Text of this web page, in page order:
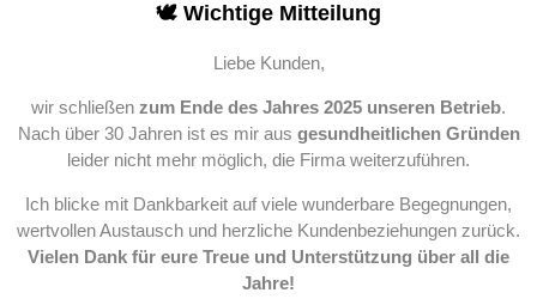
🕊️ Wichtige Mitteilung
Liebe Kunden,
wir schließen zum Ende des Jahres 2025 unseren Betrieb.
Nach über 30 Jahren ist es mir aus gesundheitlichen Gründen
leider nicht mehr möglich, die Firma weiterzuführen.
Ich blicke mit Dankbarkeit auf viele wunderbare Begegnungen,
wertvollen Austausch und herzliche Kundenbeziehungen zurück.
Vielen Dank für eure Treue und Unterstützung über all die
Jahre!